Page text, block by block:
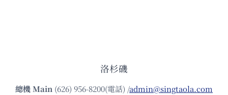
洛杉磯
總機Main (626) 956-8200(電話) /admin@singtaola.com